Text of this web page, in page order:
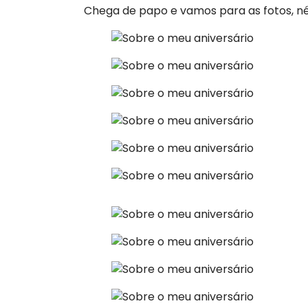
Chega de papo e vamos para as fotos,